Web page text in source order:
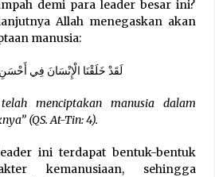
demi para leader besar ini?
Allah menegaskan akan
manusia:
4) لَقَدْ خَلَقْنَا الْإِنْسَانَ فِي
menciptakan manusia dalam
(QS. At-Tin: 4).
ini terdapat bentuk-bentuk
kemanusiaan, sehingga